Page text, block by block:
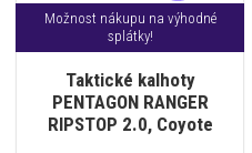
Možnost nákupu na výhodné
splátky!
Taktické kalhoty
PENTAGON RANGER
RIPSTOP 2.0, Coyote